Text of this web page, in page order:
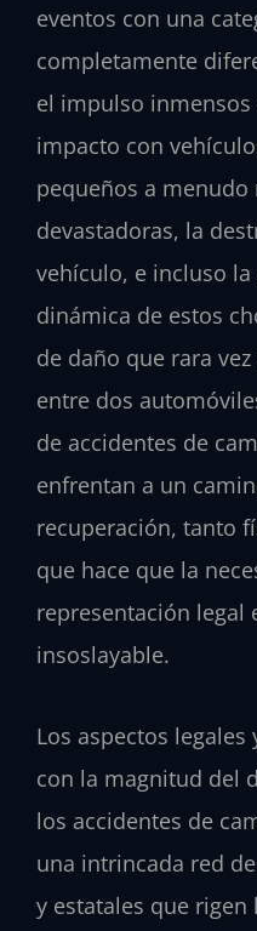
eventos con una
completamente
el impulso
impacto con
pequeños a
devastadoras, la
vehículo, e incluso
dinámica de estos
de daño que rara
entre dos
de accidentes de
enfrentan a un
recuperación, tanto
que hace que la
representación legal
insoslayable.
Los aspectos
con la magnitud del
los accidentes de
una intrincada red
y estatales que